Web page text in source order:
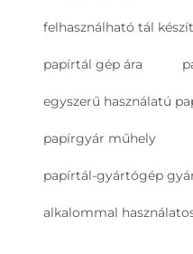
felhasználható tál
papírtál gép ára
egyszerű használatú
papírgyár műhely
papírtál-gyártógép
alkalommal